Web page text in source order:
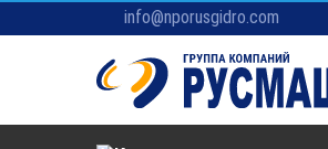
info@nporusgidro.com